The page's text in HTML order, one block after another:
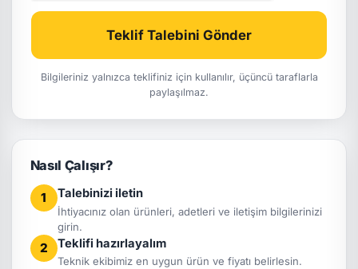
Teklif Talebini Gönder
Bilgileriniz yalnızca teklifiniz için kullanılır, üçüncü taraflarla
paylaşılmaz.
Nasıl Çalışır?
1 Talebinizi iletin
İhtiyacınız olan ürünleri, adetleri ve iletişim bilgilerinizi
girin.
2 Teklifi hazırlayalım
Teknik ekibimiz en uygun ürün ve fiyatı belirlesin.